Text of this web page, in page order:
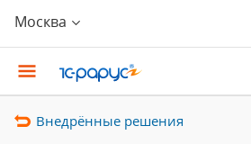
Москва
Внедрённые решения